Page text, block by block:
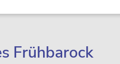
Frühbarock